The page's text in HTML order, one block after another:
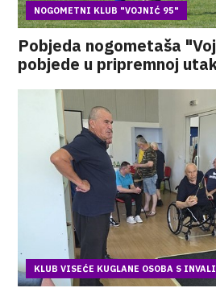
NOGOMETNI KLUB "VOJNIĆ 95"
Pobjeda nogometaša
pobjede u pripremnoj
KLUB VISEĆE KUGLANE OSOBA S